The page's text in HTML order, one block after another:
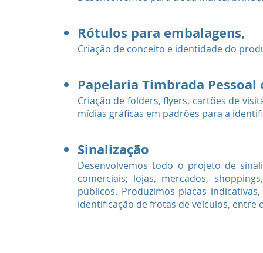
Rótulos para embalagens,
Criação de conceito e identidade do
Papelaria Timbrada
Criação de folders, flyers, cartões de
mídias gráficas em padrões para a
Sinalização
Desenvolvemos todo o projeto de
comerciais; lojas, mercados,
públicos. Produzimos placas
identificação de frotas de veículos, entre